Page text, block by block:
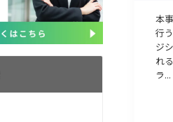
本
行
ジ
れ
ラ...